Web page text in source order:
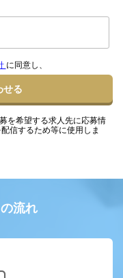
に同意し、
せる
を希望する求人先に応募情
信するため等に使用しま
流れ